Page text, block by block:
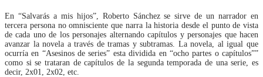
En “Salvarás a mis hijos”, Roberto Sánchez se sirve de un narrador en
tercera persona no omnisciente que narra la historia desde el punto de vista
de cada uno de los personajes alternando capítulos y personajes que hacen
avanzar la novela a través de tramas y subtramas. La novela, al igual que
ocurría en “Asesinos de series” esta dividida en “ocho partes o capítulos””
como si se trataran de capítulos de la segunda temporada de una serie, es
decir, 2x01, 2x02, etc.